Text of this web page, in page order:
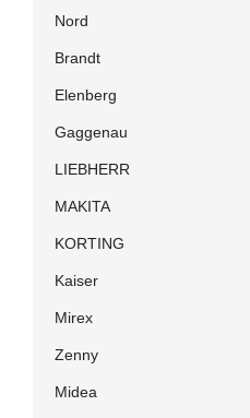
Nord
Brandt
Elenberg
Gaggenau
LIEBHERR
MAKITA
KORTING
Kaiser
Mirex
Zenny
Midea